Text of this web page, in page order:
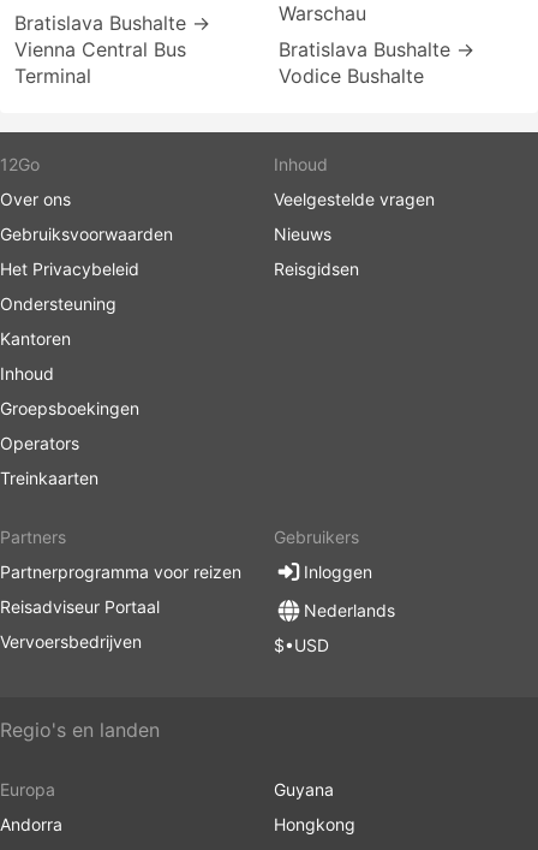
Bratislava Bushalte →
Vienna Central Bus
Terminal
Warschau
Bratislava Bushalte →
Vodice Bushalte
12Go
Over ons
Gebruiksvoorwaarden
Het Privacybeleid
Ondersteuning
Kantoren
Inhoud
Groepsboekingen
Operators
Treinkaarten
Inhoud
Veelgestelde vragen
Nieuws
Reisgidsen
Partners
Partnerprogramma voor reizen
Reisadviseur Portaal
Vervoersbedrijven
Gebruikers
Inloggen
Nederlands
$•USD
Regio's en landen
Europa
Andorra
Guyana
Hongkong